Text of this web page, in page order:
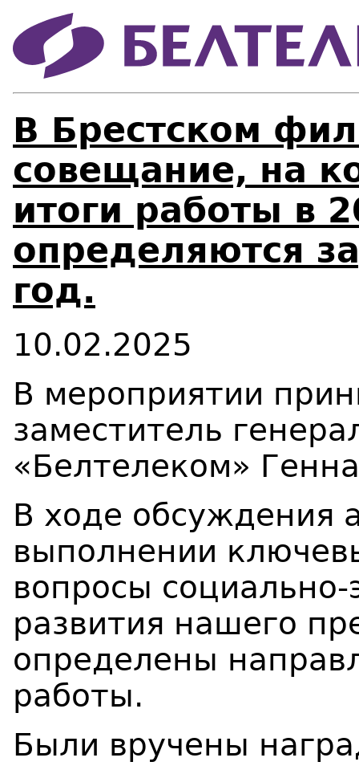
В Брестском
совещание, на
итоги работы в
определяются
год.
10.02.2025
В мероприятии
заместитель
«Белтелеком»
В ходе обсуждения
выполнении
вопросы социально-
развития нашего
определены
работы.
Были вручены